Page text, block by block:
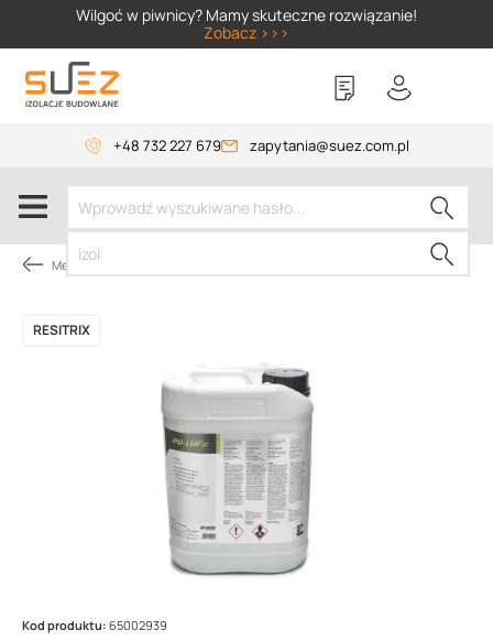
Wilgoć w piwnicy? Mamy skuteczne rozwiązanie!
Zobacz >>>
+48 732 227 679 zapytania@suez.com.pl
Membrany dachowe
RESITRIX
Kod produktu: 65002939